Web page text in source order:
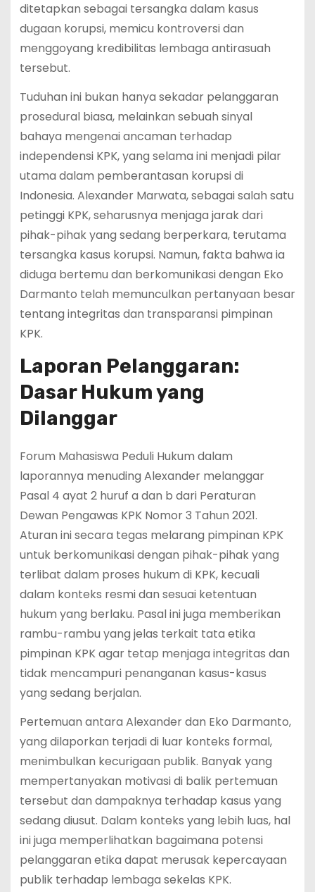
ditetapkan sebagai tersangka dalam kasus
dugaan korupsi, memicu kontroversi dan
menggoyang kredibilitas lembaga antirasuah
tersebut.
Tuduhan ini bukan hanya sekadar pelanggaran
prosedural biasa, melainkan sebuah sinyal
bahaya mengenai ancaman terhadap
independensi KPK, yang selama ini menjadi pilar
utama dalam pemberantasan korupsi di
Indonesia. Alexander Marwata, sebagai salah satu
petinggi KPK, seharusnya menjaga jarak dari
pihak-pihak yang sedang berperkara, terutama
tersangka kasus korupsi. Namun, fakta bahwa ia
diduga bertemu dan berkomunikasi dengan Eko
Darmanto telah memunculkan pertanyaan besar
tentang integritas dan transparansi pimpinan
KPK.
Laporan Pelanggaran:
Dasar Hukum yang
Dilanggar
Forum Mahasiswa Peduli Hukum dalam
laporannya menuding Alexander melanggar
Pasal 4 ayat 2 huruf a dan b dari Peraturan
Dewan Pengawas KPK Nomor 3 Tahun 2021.
Aturan ini secara tegas melarang pimpinan KPK
untuk berkomunikasi dengan pihak-pihak yang
terlibat dalam proses hukum di KPK, kecuali
dalam konteks resmi dan sesuai ketentuan
hukum yang berlaku. Pasal ini juga memberikan
rambu-rambu yang jelas terkait tata etika
pimpinan KPK agar tetap menjaga integritas dan
tidak mencampuri penanganan kasus-kasus
yang sedang berjalan.
Pertemuan antara Alexander dan Eko Darmanto,
yang dilaporkan terjadi di luar konteks formal,
menimbulkan kecurigaan publik. Banyak yang
mempertanyakan motivasi di balik pertemuan
tersebut dan dampaknya terhadap kasus yang
sedang diusut. Dalam konteks yang lebih luas, hal
ini juga memperlihatkan bagaimana potensi
pelanggaran etika dapat merusak kepercayaan
publik terhadap lembaga sekelas KPK.